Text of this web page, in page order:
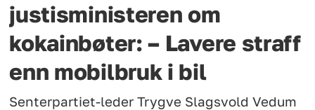
justisministeren om
kokainbøter: – Lavere straff
enn mobilbruk i bil
Senterpartiet-leder Trygve Slagsvold Vedum